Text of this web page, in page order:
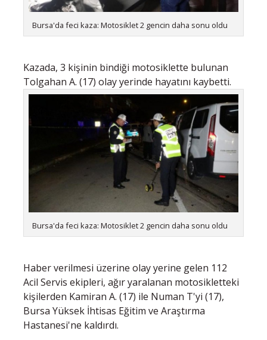
Bursa'da feci kaza: Motosiklet 2 gencin daha sonu oldu
Kazada, 3 kişinin bindiği motosiklette bulunan
Tolgahan A. (17) olay yerinde hayatını kaybetti.
Bursa'da feci kaza: Motosiklet 2 gencin daha sonu oldu
Haber verilmesi üzerine olay yerine gelen 112
Acil Servis ekipleri, ağır yaralanan motosikletteki
kişilerden Kamiran A. (17) ile Numan T'yi (17),
Bursa Yüksek İhtisas Eğitim ve Araştırma
Hastanesi'ne kaldırdı.